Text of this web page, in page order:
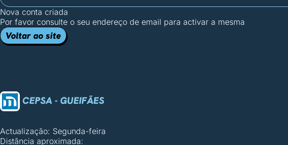
Nova conta criada
Por favor consulte o seu endereço de email para activar a mesma
Voltar ao site
CEPSA - GUEIFÃES
Actualização: Segunda-feira
Distância aproximada: